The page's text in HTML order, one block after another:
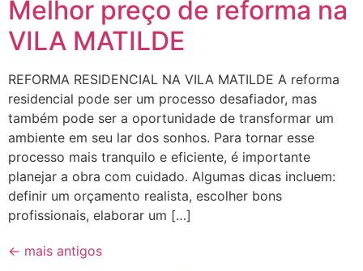
Melhor preço de reforma na
VILA MATILDE
REFORMA RESIDENCIAL NA VILA MATILDE A reforma
residencial pode ser um processo desafiador, mas
também pode ser a oportunidade de transformar um
ambiente em seu lar dos sonhos. Para tornar esse
processo mais tranquilo e eficiente, é importante
planejar a obra com cuidado. Algumas dicas incluem:
definir um orçamento realista, escolher bons
profissionais, elaborar um […]
← mais antigos